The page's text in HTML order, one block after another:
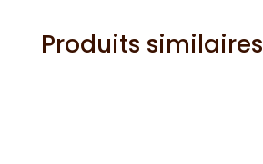
Produits similaires